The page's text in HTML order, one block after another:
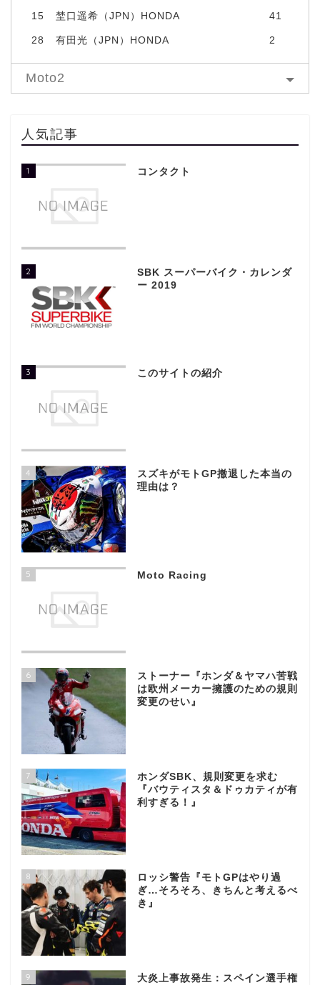
15 埜口遥希（JPN）HONDA 41
28 有田光（JPN）HONDA 2
Moto2
人気記事
1 コンタクト
2
SBK スーパーバイク・カレンダ
ー 2019
3 このサイトの紹介
4
スズキがモトGP撤退した本当の
理由は？
5 Moto Racing
6
ストーナー『ホンダ＆ヤマハ苦戦
は欧州メーカー擁護のための規則
変更のせい』
7
ホンダSBK、規則変更を求む
『バウティスタ＆ドゥカティが有
利すぎる！』
8
ロッシ警告『モトGPはやり過
ぎ…そろそろ、きちんと考えるべ
き』
9
大炎上事故発生：スペイン選手権